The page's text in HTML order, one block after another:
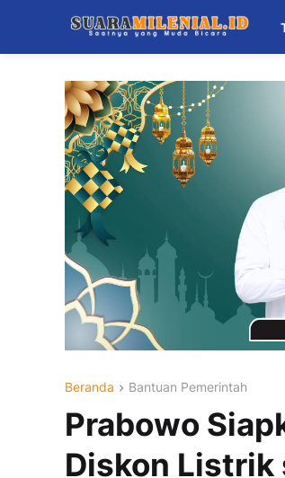
Beranda Bantuan Pemerintah
Prabowo
Diskon Listrik